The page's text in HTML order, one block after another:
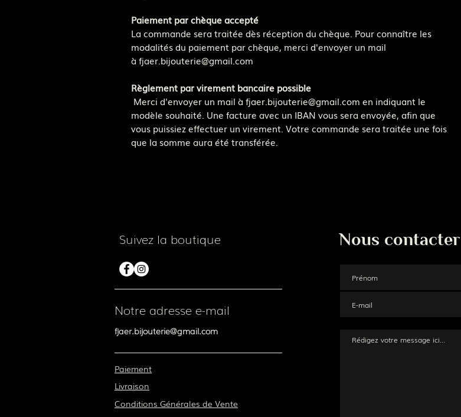
Paiement par chèque accepté
La commande sera traitée dès réception du chèque. Pour connaître les
modalités du paiement par chèque, merci d'envoyer un mail
à fjaer.bijouterie@gmail.com
Règlement par virement bancaire possible
Merci d'envoyer un mail à fjaer.bijouterie@gmail.com en indiquant le
modèle souhaité. Une facture avec un IBAN vous sera envoyée, afin que
vous puissiez effectuer un virement. Votre commande sera traitée une fois
que la somme aura été transférée.
Suivez la boutique
Notre adresse e-mail
fjaer.bijouterie@gmail.com
Paiement
Livraison
Conditions Générales de Vente
Nous contacter